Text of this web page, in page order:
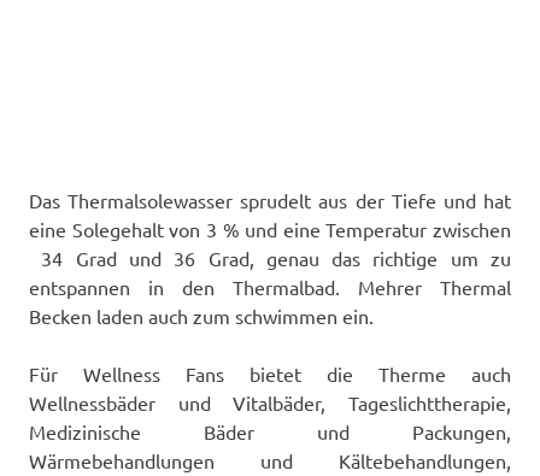
Das Thermalsolewasser sprudelt aus der Tiefe und hat
eine Solegehalt von 3 % und eine Temperatur zwischen
34 Grad und 36 Grad, genau das richtige um zu
entspannen in den Thermalbad. Mehrer Thermal
Becken laden auch zum schwimmen ein.
Für Wellness Fans bietet die Therme auch
Wellnessbäder und Vitalbäder, Tageslichttherapie,
Medizinische Bäder und Packungen,
Wärmebehandlungen und Kältebehandlungen,